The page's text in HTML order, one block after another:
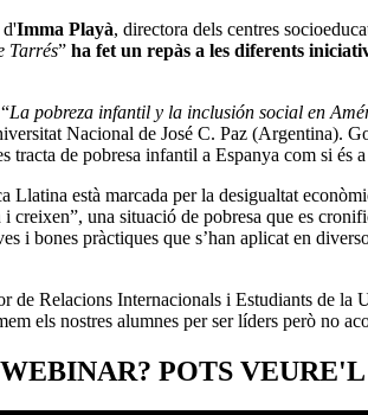
d'Imma Playà, directora dels centres
Tarrés” ha fet un repàs a les diferents
La pobreza infantil y la inclusión social en
Nacional de José C. Paz (Argentina).
tracta de pobresa infantil a Espanya com si
Llatina està marcada per la desigualtat
creixen”, una situació de pobresa que es
i bones pràctiques que s’han aplicat en
de Relacions Internacionals i Estudiants de la
els nostres alumnes per ser líders però no
POTS